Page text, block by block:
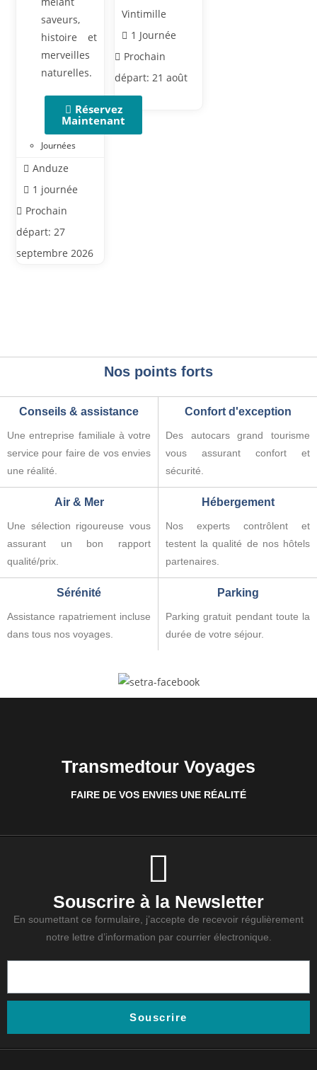
saveurs,
histoire et
merveilles
naturelles.
Réservez
Maintenant
Journées
Anduze
1 journée
Prochain
départ: 27
septembre 2026
Vintimille
1 Journée
Prochain
départ: 21 août
2026
Nos points forts
Conseils & assistance
Une entreprise familiale à votre
service pour faire de vos envies
une réalité.
Confort d'exception
Des autocars grand tourisme
vous assurant confort et
sécurité.
Air & Mer
Une sélection rigoureuse vous
assurant un bon rapport
qualité/prix.
Hébergement
Nos experts contrôlent et
testent la qualité de nos hôtels
partenaires.
Sérénité
Assistance rapatriement incluse
dans tous nos voyages.
Parking
Parking gratuit pendant toute la
durée de votre séjour.
Transmedtour Voyages
FAIRE DE VOS ENVIES UNE RÉALITÉ
Souscrire à la Newsletter
En soumettant ce formulaire, j’accepte de recevoir régulièrement
notre lettre d’information par courrier électronique.
Souscrire